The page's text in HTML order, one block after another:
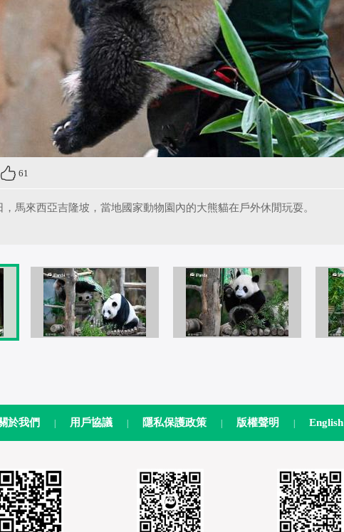
61
馬來西亞吉隆坡，當地國家動物園內的大熊貓在戶外休閒玩耍。
於我們 用戶協議 隱私保護政策 版權聲明 English